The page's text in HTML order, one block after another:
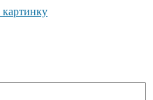
картинку